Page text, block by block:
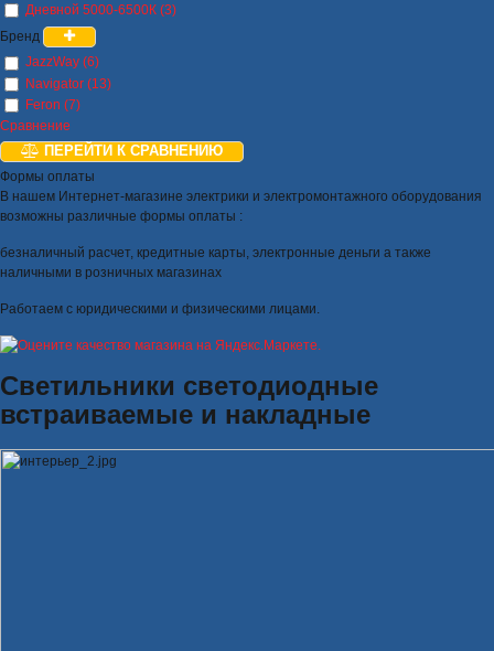
Дневной 5000-6500К (3)
Бренд
JazzWay (6)
Navigator (13)
Feron (7)
Сравнение
ПЕРЕЙТИ К СРАВНЕНИЮ
Формы оплаты
В нашем Интернет-магазине электрики и электромонтажного оборудования
возможны различные формы оплаты :
безналичный расчет, кредитные карты, электронные деньги а также
наличными в розничных магазинах
Работаем с юридическими и физическими лицами.
Светильники светодиодные
встраиваемые и накладные